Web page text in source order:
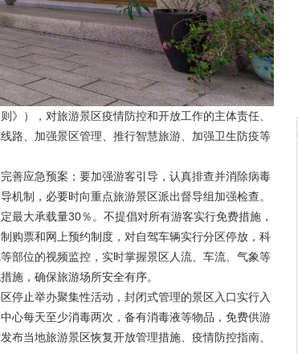
），对旅游景区疫情防控和开放工作的主体责任、
路、加强景区管理、推行智慧旅游、加强卫生防疫等
善应急预案；要加强游客引导，认真排查并消除病毒
制，必要时向重点旅游景区派出督导组加强检查。
最大承载量30％。不提倡对所有游客实行免费措施，
购票和网上预约制度，对自驾车辆实行分区停放，科
部位的视频监控，实时掌握景区人流、车流、气象等
施，确保旅游场所安全有序。
停止举办聚集性活动，封闭式管理的景区入口实行入
心每天至少消毒两次，备有消毒液等物品，免费供游
当地旅游景区恢复开放管理措施、疫情防控指南、